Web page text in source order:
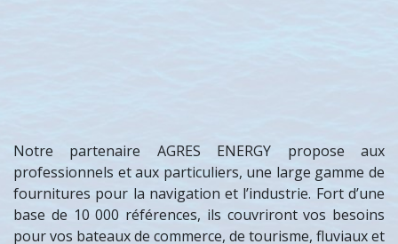
Notre partenaire AGRES ENERGY propose aux
professionnels et aux particuliers, une large gamme de
fournitures pour la navigation et l’industrie. Fort d’une
base de 10 000 références, ils couvriront vos besoins
pour vos bateaux de commerce, de tourisme, fluviaux et